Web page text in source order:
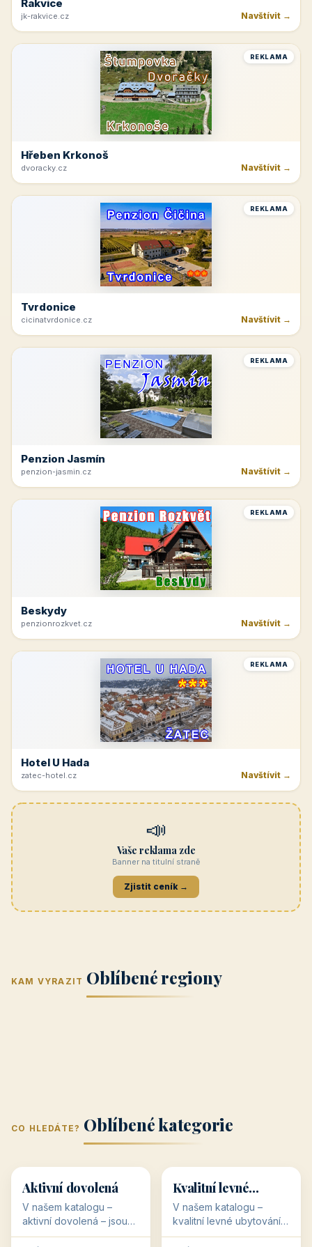
Rakvice
jk-rakvice.cz Navštívit →
REKLAMA
Hřeben Krkonoš
dvoracky.cz Navštívit →
REKLAMA
Tvrdonice
cicinatvrdonice.cz Navštívit →
REKLAMA
Penzion Jasmín
penzion-jasmin.cz Navštívit →
REKLAMA
Beskydy
penzionrozkvet.cz Navštívit →
REKLAMA
Hotel U Hada
zatec-hotel.cz Navštívit →
📣
Vaše reklama zde
Banner na titulní straně
Zjistit ceník →
KAM VYRAZIT Oblíbené regiony
(Jihomoravský
kraj)
kraj)
Zlínský kraj Žilinský
Karlovarský
Střední Čechy
(Středočeský
CO HLEDÁTE? Oblíbené kategorie
🥾 36 objektů
Aktivní dovolená
V našem katalogu –
aktivní dovolená – jsou
pro Vás připraveny
💰
💰
34 objektů
Kvalitní levné
ubytování
V našem katalogu –
kvalitní levné ubytování –
jsou pro Vás připraveny